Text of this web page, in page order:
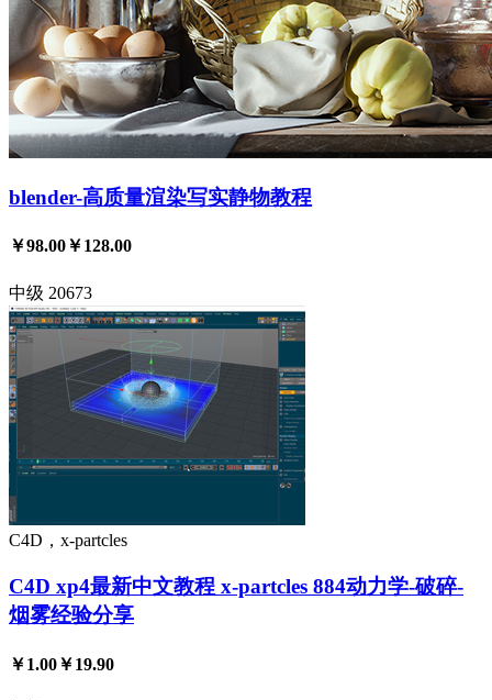
blender-高质量渲染写实静物教程
￥98.00￥128.00
中级 20673
C4D，x-partcles
C4D xp4最新中文教程 x-partcles 884动力学-破碎-
烟雾经验分享
￥1.00￥19.90